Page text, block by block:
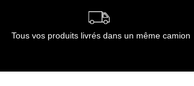
Tous vos produits livrés dans un même camion